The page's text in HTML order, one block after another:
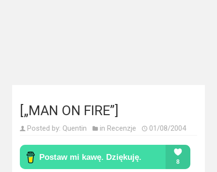
dokumentalne
Horrory
Kino
azjatyckie
[„MAN ON FIRE”]
Posted by: Quentin in Recenzje 01/08/2004